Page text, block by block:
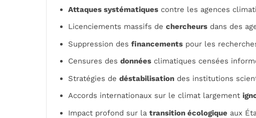
Attaques systématiques contre les agences
Licenciements massifs de chercheurs dans des
Suppression des financements pour les
Censures des données climatiques censées
Stratégies de déstabilisation des institutions
Accords internationaux sur le climat largement
Impact profond sur la transition écologique aux